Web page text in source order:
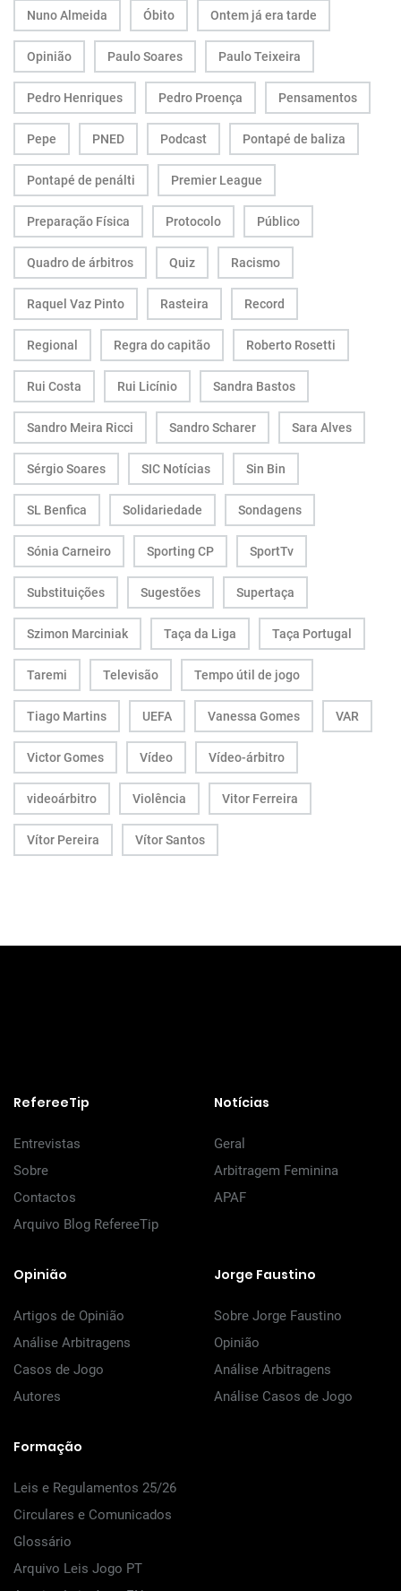
Nuno Almeida Óbito Ontem já era tarde
Opinião Paulo Soares Paulo Teixeira
Pedro Henriques Pedro Proença Pensamentos
Pepe PNED Podcast Pontapé de baliza
Pontapé de penálti Premier League
Preparação Física Protocolo Público
Quadro de árbitros Quiz Racismo
Raquel Vaz Pinto Rasteira Record
Regional Regra do capitão Roberto Rosetti
Rui Costa Rui Licínio Sandra Bastos
Sandro Meira Ricci Sandro Scharer Sara Alves
Sérgio Soares SIC Notícias Sin Bin
SL Benfica Solidariedade Sondagens
Sónia Carneiro Sporting CP SportTv
Substituições Sugestões Supertaça
Szimon Marciniak Taça da Liga Taça Portugal
Taremi Televisão Tempo útil de jogo
Tiago Martins UEFA Vanessa Gomes VAR
Victor Gomes Vídeo Vídeo-árbitro
videoárbitro Violência Vitor Ferreira
Vítor Pereira Vítor Santos
RefereeTip
Entrevistas
Sobre
Contactos
Arquivo Blog RefereeTip
Notícias
Geral
Arbitragem Feminina
APAF
Opinião
Artigos de Opinião
Análise Arbitragens
Casos de Jogo
Autores
Jorge Faustino
Sobre Jorge Faustino
Opinião
Análise Arbitragens
Análise Casos de Jogo
Formação
Leis e Regulamentos 25/26
Circulares e Comunicados
Glossário
Arquivo Leis Jogo PT